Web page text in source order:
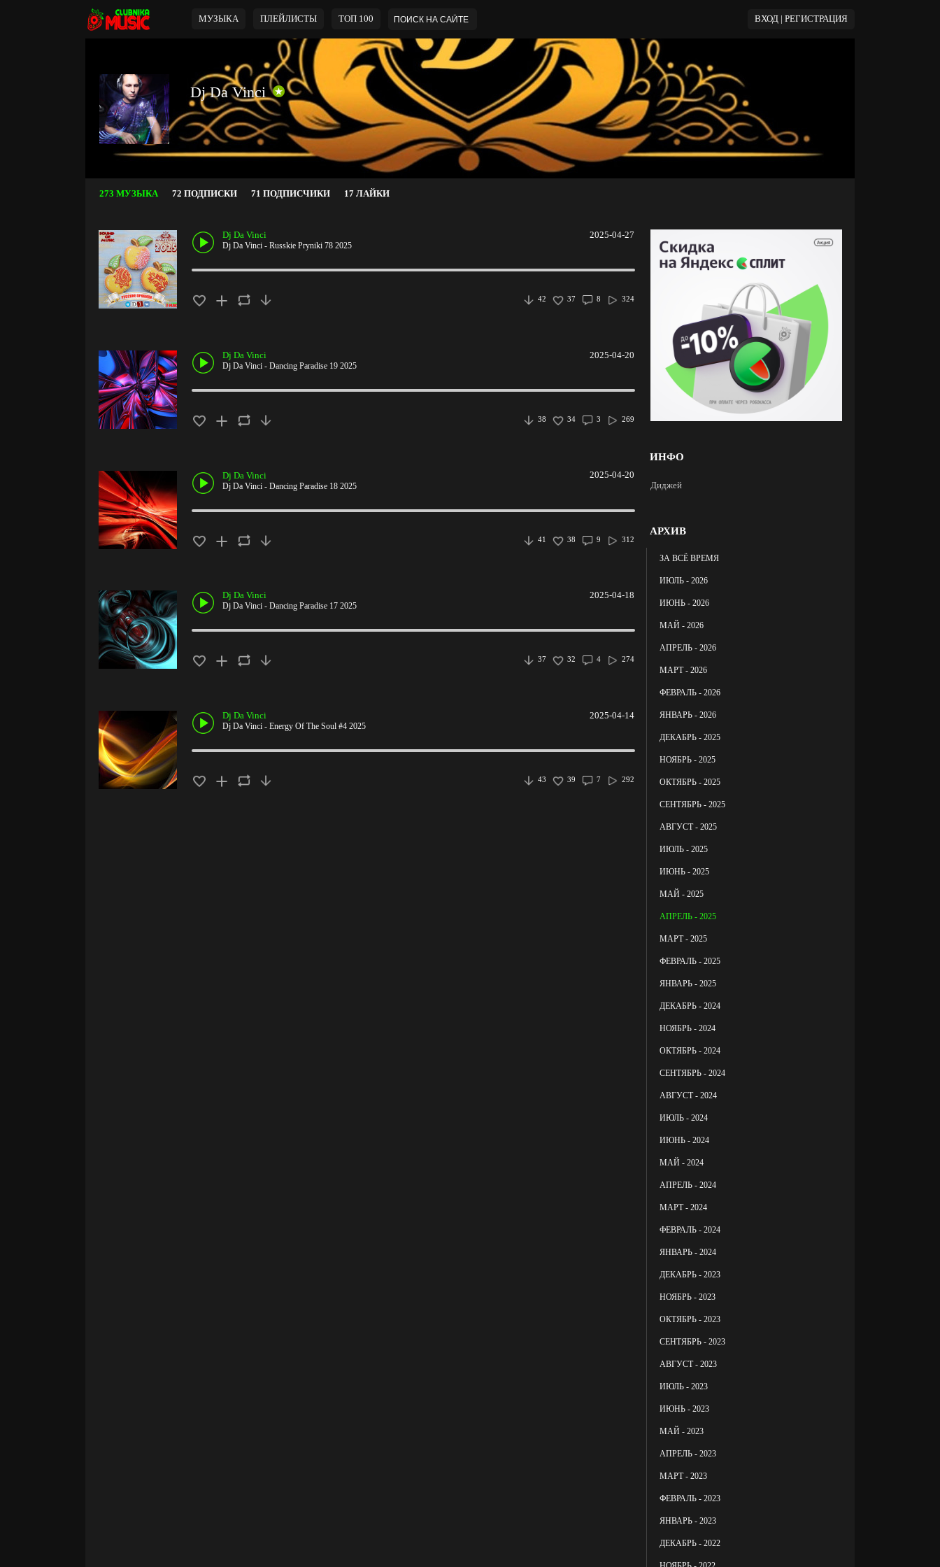
МУЗЫКА ПЛЕЙЛИСТЫ ТОП 100 ВХОД | РЕГИСТРАЦИЯ
Dj Da Vinci
273 МУЗЫКА 72 ПОДПИСКИ 71 ПОДПИСЧИКИ 17 ЛАЙКИ
2025-04-27
Dj Da Vinci
Dj Da Vinci - Russkie Pryniki 78 2025
324
8
37
42
2025-04-20
Dj Da Vinci
Dj Da Vinci - Dancing Paradise 19 2025
269
3
34
38
2025-04-20
Dj Da Vinci
Dj Da Vinci - Dancing Paradise 18 2025
312
9
38
41
2025-04-18
Dj Da Vinci
Dj Da Vinci - Dancing Paradise 17 2025
274
4
32
37
2025-04-14
Dj Da Vinci
Dj Da Vinci - Energy Of The Soul #4 2025
292
7
39
43
ИНФО
Диджей
АРХИВ
ЗА ВСЁ ВРЕМЯ
ИЮЛЬ - 2026
ИЮНЬ - 2026
МАЙ - 2026
АПРЕЛЬ - 2026
МАРТ - 2026
ФЕВРАЛЬ - 2026
ЯНВАРЬ - 2026
ДЕКАБРЬ - 2025
НОЯБРЬ - 2025
ОКТЯБРЬ - 2025
СЕНТЯБРЬ - 2025
АВГУСТ - 2025
ИЮЛЬ - 2025
ИЮНЬ - 2025
МАЙ - 2025
АПРЕЛЬ - 2025
МАРТ - 2025
ФЕВРАЛЬ - 2025
ЯНВАРЬ - 2025
ДЕКАБРЬ - 2024
НОЯБРЬ - 2024
ОКТЯБРЬ - 2024
СЕНТЯБРЬ - 2024
АВГУСТ - 2024
ИЮЛЬ - 2024
ИЮНЬ - 2024
МАЙ - 2024
АПРЕЛЬ - 2024
МАРТ - 2024
ФЕВРАЛЬ - 2024
ЯНВАРЬ - 2024
ДЕКАБРЬ - 2023
НОЯБРЬ - 2023
ОКТЯБРЬ - 2023
СЕНТЯБРЬ - 2023
АВГУСТ - 2023
ИЮЛЬ - 2023
ИЮНЬ - 2023
МАЙ - 2023
АПРЕЛЬ - 2023
МАРТ - 2023
ФЕВРАЛЬ - 2023
ЯНВАРЬ - 2023
ДЕКАБРЬ - 2022